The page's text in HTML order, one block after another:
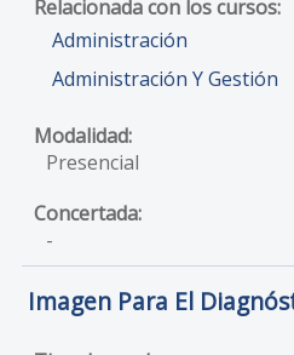
Administración
Administración Y Gestión
Presencial
-
Imagen Para El